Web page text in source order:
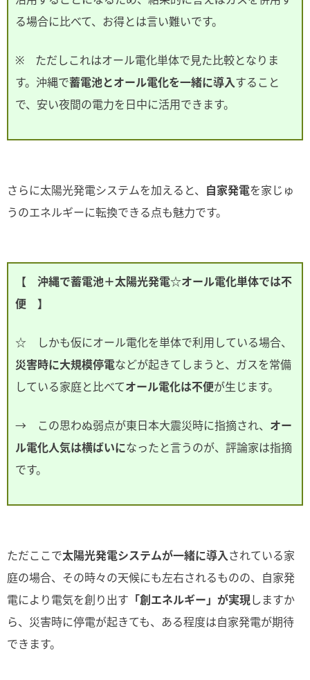
る場合に比べて、お得とは言い難いです。
※ ただしこれはオール電化単体で見た比較となりま
す。沖縄で蓄電池とオール電化を一緒に導入すること
で、安い夜間の電力を日中に活用できます。
さらに太陽光発電システムを加えると、 自家発電を家じゅ
うのエネルギーに転換できる点も魅力です。
【 沖縄で蓄電池＋太陽光発電☆オール電化単体では不
便 】
☆ しかも仮にオール電化を単体で利用している場合、
災害時に大規模停電などが起きてしまうと、ガスを常備
している家庭と比べてオール電化は不便が生じます。
→ この思わぬ弱点が東日本大震災時に指摘され、 オー
ル電化人気は横ばいになったと言うのが、評論家は指摘
です。
ただここで太陽光発電システムが一緒に導入されている家
庭の場合、その時々の天候にも左右されるものの、自家発
電により電気を創り出す 「創エネルギー」が実現しますか
ら、災害時に停電が起きても、ある程度は自家発電が期待
できます。